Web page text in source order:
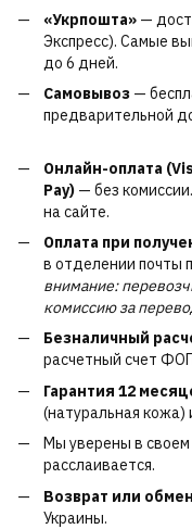
«Укрпошта» —
Экспресс). Самые
до 6 дней.
Самовывоз —
предварительной
Онлайн-оплата
Pay) — без
на сайте.
Оплата при
в отделении почты
внимание:
комиссию за
Безналичный
расчетный счет
Гарантия 12
(натуральная кожа)
Мы уверены в своем
расслаивается.
Возврат или
Украины.